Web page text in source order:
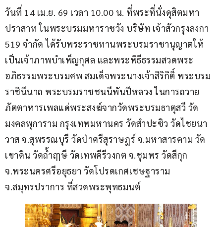
วันที่ 14 เม.ย. 69 เวลา 10.00 น. ที่พระที่นั่งดุสิตมหา
ปราสาท ในพระบรมมหาราชวัง บริษัท เจ้าสัวกรุงลงกา
519 จำกัด ได้รับพระราชทานพระบรมราชานุญาตให้
เป็นเจ้าภาพบำเพ็ญกุศล และพระพิธีธรรมสวดพระ
อภิธรรมพระบรมศพ สมเด็จพระนางเจ้าสิริกิติ์ พระบรม
ราชินีนาถ พระบรมราชชนนีพันปีหลวง ในการถวาย
ภัตตาหารเพลแด่พระสงฆ์จากวัดพระบรมธาตุสวี วัด
มงคลพุการาม กรุงเทพมหานคร วัดสำปะซิว วัดไชยนา
วาส จ.สุพรรณบุรี วัดป่าศรีสุราษฎร์ จ.มหาสารคาม วัด
เขาดิน วัดถ้ำฤๅษี วัดเทพคีรีวงกต จ.ชุมพร วัดสีกุก
จ.พระนครศรีอยุธยา วัดโปรดเกศเชษฐาราม
จ.สมุทรปราการ ที่สวดพระพุทธมนต์